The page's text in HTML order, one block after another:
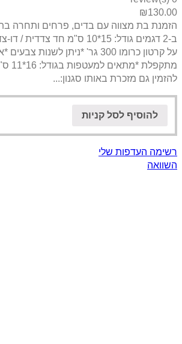
₪130.00
הזמנת בת מצווה עם בדים, פרחים ותחרה
ב-2 דגמים גודל: 15*10 ס"מ חד
על קרטון כרומו 300 גר' *ניתן
להזמין גם מזכרת באותו סגנון:...
להוסיף לסל קניות
רשימה העדפות שלי
השוואה